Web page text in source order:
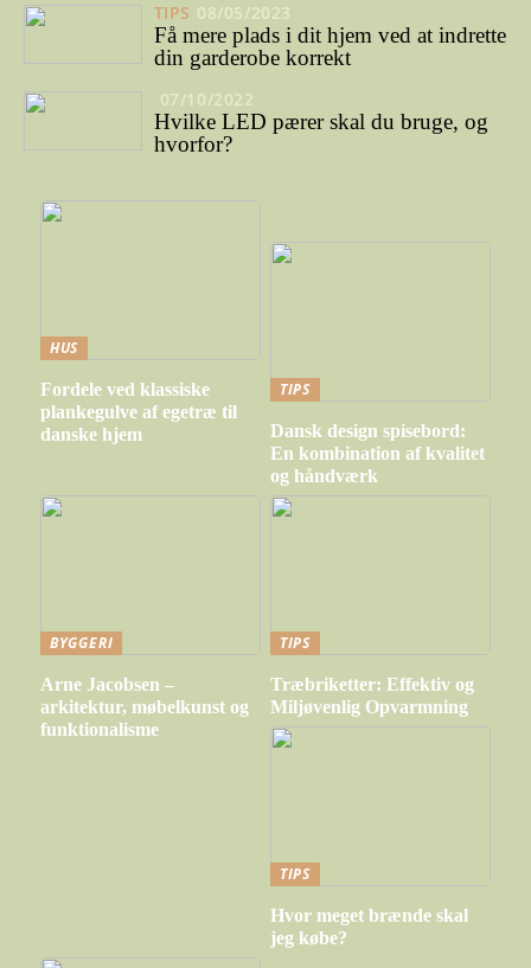
TIPS 08/05/2023
Få mere plads i dit hjem ved at indrette
din garderobe korrekt
07/10/2022
Hvilke LED pærer skal du bruge, og
hvorfor?
HUS
Fordele ved klassiske
plankegulve af egetræ til
danske hjem
TIPS
Dansk design spisebord:
En kombination af kvalitet
og håndværk
BYGGERI
Arne Jacobsen –
arkitektur, møbelkunst og
funktionalisme
TIPS
Træbriketter: Effektiv og
Miljøvenlig Opvarmning
TIPS
Hvor meget brænde skal
jeg købe?